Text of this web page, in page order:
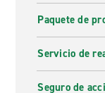
Paquete de
Servicio de
Seguro de